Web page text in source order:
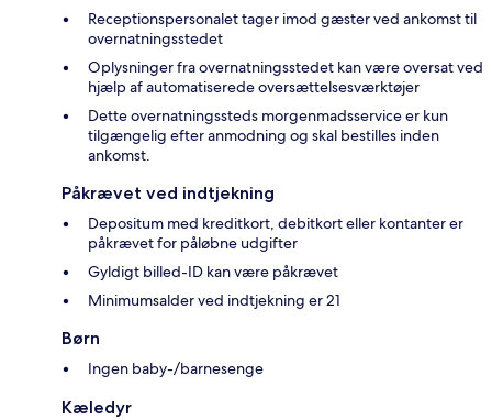
Receptionspersonalet tager imod gæster ved ankomst til
overnatningsstedet
Oplysninger fra overnatningsstedet kan være oversat ved
hjælp af automatiserede oversættelsesværktøjer
Dette overnatningssteds morgenmadsservice er kun
tilgængelig efter anmodning og skal bestilles inden
ankomst.
Påkrævet ved indtjekning
Depositum med kreditkort, debitkort eller kontanter er
påkrævet for påløbne udgifter
Gyldigt billed-ID kan være påkrævet
Minimumsalder ved indtjekning er 21
Børn
Ingen baby-/barnesenge
Kæledyr